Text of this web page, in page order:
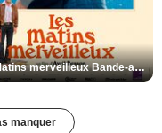
Les Matins merveilleux Bande-annonce VF
manquer